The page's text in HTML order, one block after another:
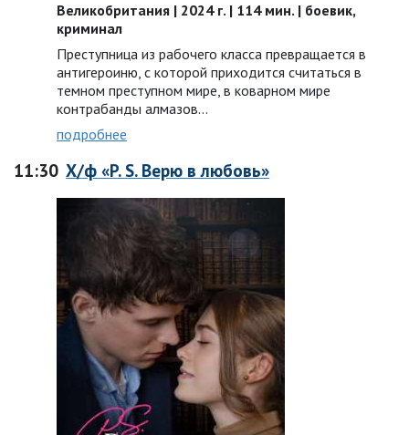
Великобритания | 2024 г. | 114 мин. | боевик,
криминал
Преступница из рабочего класса превращается в
антигероиню, с которой приходится считаться в
темном преступном мире, в коварном мире
контрабанды алмазов…
подробнее
11:30 Х/ф «P. S. Верю в любовь»